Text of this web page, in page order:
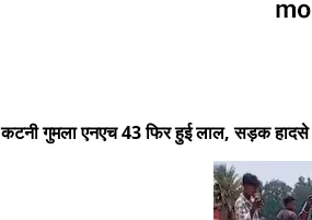
कटनी गुमला एनएच 43 फिर हुई लाल, सड़क हादसे